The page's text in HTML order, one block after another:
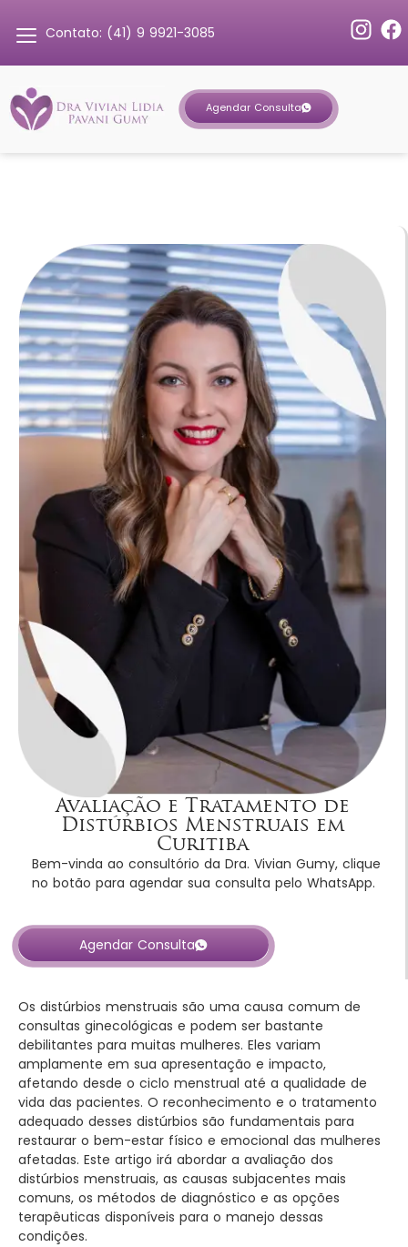
Contato: (41) 9 9921-3085
Agendar Consulta
Avaliação e Tratamento de
Distúrbios Menstruais em
Curitiba
Bem-vinda ao consultório da Dra. Vivian Gumy, clique
no botão para agendar sua consulta pelo WhatsApp.
Agendar Consulta
Os distúrbios menstruais são uma causa comum de
consultas ginecológicas e podem ser bastante
debilitantes para muitas mulheres. Eles variam
amplamente em sua apresentação e impacto,
afetando desde o ciclo menstrual até a qualidade de
vida das pacientes. O reconhecimento e o tratamento
adequado desses distúrbios são fundamentais para
restaurar o bem-estar físico e emocional das mulheres
afetadas. Este artigo irá abordar a avaliação dos
distúrbios menstruais, as causas subjacentes mais
comuns, os métodos de diagnóstico e as opções
terapêuticas disponíveis para o manejo dessas
condições.